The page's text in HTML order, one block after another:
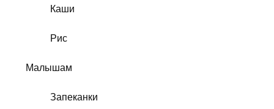
Каши
Рис
Малышам
Запеканки